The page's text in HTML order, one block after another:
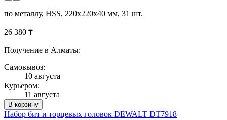
по металлу, HSS, 220х220х40 мм, 31 шт.
26 380 ₸
Получение в Алматы:
Самовывоз:
10 августа
Курьером:
11 августа
В корзину
Набор бит и торцевых головок DEWALT DT7918